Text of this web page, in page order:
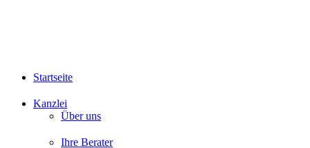
Startseite
Kanzlei
Über uns
Ihre Berater